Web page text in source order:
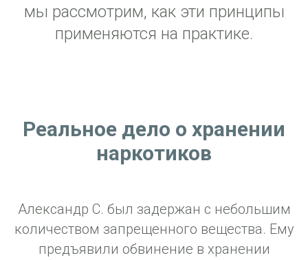
мы рассмотрим, как эти принципы
применяются на практике.
Реальное дело о хранении
наркотиков
Александр С. был задержан с небольшим
количеством запрещенного вещества. Ему
предъявили обвинение в хранении